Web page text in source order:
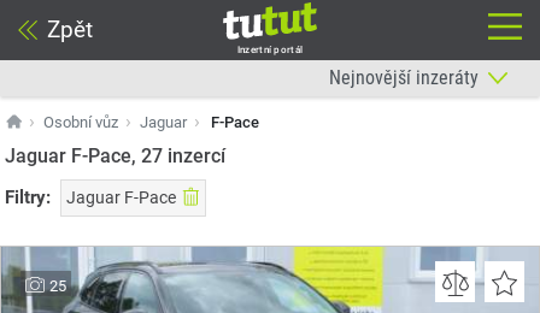
Zpět
Inzertní portál
Osobní vůz Jaguar F-Pace
Jaguar F-Pace, 27 inzercí
Filtry: Jaguar F-Pace
25